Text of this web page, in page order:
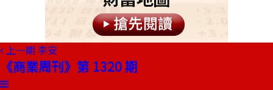
上一期 李安
《商業周刊》第 1320 期